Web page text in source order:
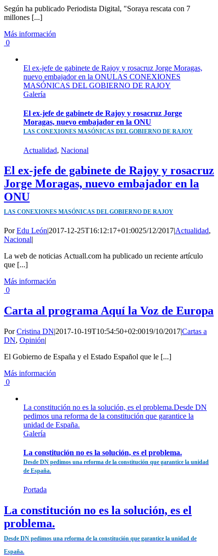
Según ha publicado Periodista Digital, "Soraya rescata con 7
millones [...]
Más información
0
El ex-jefe de gabinete de Rajoy y rosacruz Jorge Moragas,
nuevo embajador en la ONULAS CONEXIONES
MASÓNICAS DEL GOBIERNO DE RAJOY
Galería
El ex-jefe de gabinete de Rajoy y rosacruz Jorge
Moragas, nuevo embajador en la ONU
LAS CONEXIONES MASÓNICAS DEL GOBIERNO DE RAJOY
Actualidad, Nacional
El ex-jefe de gabinete de Rajoy y rosacruz
Jorge Moragas, nuevo embajador en la
ONU
LAS CONEXIONES MASÓNICAS DEL GOBIERNO DE RAJOY
PorEdu León|2017-12-25T16:12:17+01:0025/12/2017|Actualidad,
Nacional|
La web de noticias Actuall.com ha publicado un reciente artículo
que [...]
Más información
0
Carta al programa Aquí la Voz de Europa
PorCristina DN|2017-10-19T10:54:50+02:0019/10/2017|Cartas a
DN, Opinión|
El Gobierno de España y el Estado Español que le [...]
Más información
0
La constitución no es la solución, es el problema.Desde DN
pedimos una reforma de la constitución que garantice la
unidad de España.
Galería
La constitución no es la solución, es el problema.
Desde DN pedimos una reforma de la constitución que garantice la unidad
de España.
Portada
La constitución no es la solución, es el
problema.
Desde DN pedimos una reforma de la constitución que garantice la unidad de
España.